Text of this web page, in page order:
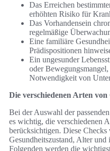
Das Erreichen
erhöhten Risiko für
Das Vorhandensein
regelmäßige
Eine familiäre
Prädispositionen
Ein ungesunder
oder
Notwendigkeit von
Die verschiedenen Arten von
Bei der Auswahl der
es wichtig, die verschiedenen
berücksichtigen. Diese Checks
Gesundheitszustand, Alter
Folgenden werden die